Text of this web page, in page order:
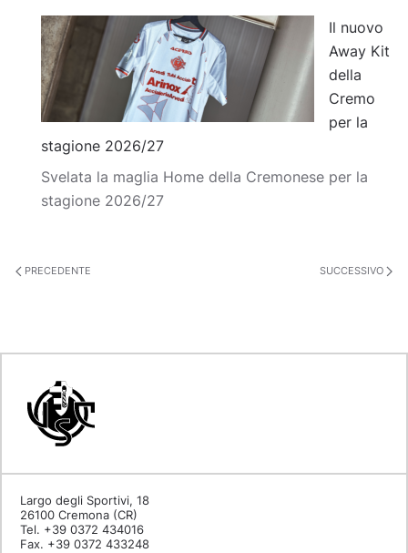
Il nuovo
Away Kit
della
Cremo
per la
stagione 2026/27
Svelata la maglia Home della Cremonese per la
stagione 2026/27
PRECEDENTE SUCCESSIVO
Largo degli Sportivi, 18
26100 Cremona (CR)
Tel. +39 0372 434016
Fax. +39 0372 433248